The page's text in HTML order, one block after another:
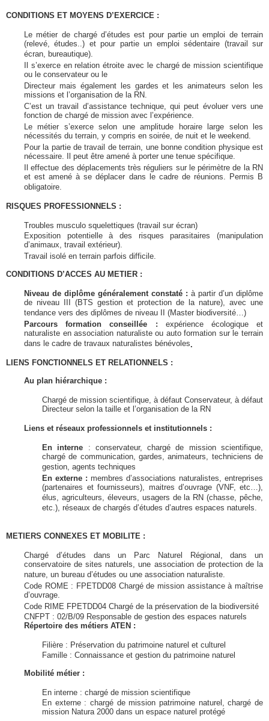
CONDITIONS ET MOYENS D’EXERCICE :
Le métier de chargé d’études est pour partie un emploi de terrain
(relevé, études..) et pour partie un emploi sédentaire (travail sur
écran, bureautique).
Il s’exerce en relation étroite avec le chargé de mission scientifique
ou le conservateur ou le
Directeur mais également les gardes et les animateurs selon les
missions et l’organisation de la RN.
C’est un travail d’assistance technique, qui peut évoluer vers une
fonction de chargé de mission avec l’expérience.
Le métier s’exerce selon une amplitude horaire large selon les
nécessités du terrain, y compris en soirée, de nuit et le weekend.
Pour la partie de travail de terrain, une bonne condition physique est
nécessaire. Il peut être amené à porter une tenue spécifique.
Il effectue des déplacements très réguliers sur le périmètre de la RN
et est amené à se déplacer dans le cadre de réunions. Permis B
obligatoire.
RISQUES PROFESSIONNELS :
Troubles musculo squelettiques (travail sur écran)
Exposition potentielle à des risques parasitaires (manipulation
d’animaux, travail extérieur).
Travail isolé en terrain parfois difficile.
CONDITIONS D’ACCES AU METIER :
Niveau de diplôme généralement constaté : à partir d’un diplôme
de niveau III (BTS gestion et protection de la nature), avec une
tendance vers des diplômes de niveau II (Master biodiversité…)
Parcours formation conseillée : expérience écologique et
naturaliste en association naturaliste ou auto formation sur le terrain
dans le cadre de travaux naturalistes bénévoles.
LIENS FONCTIONNELS ET RELATIONNELS :
Au plan hiérarchique :
Chargé de mission scientifique, à défaut Conservateur, à défaut
Directeur selon la taille et l’organisation de la RN
Liens et réseaux professionnels et institutionnels :
En interne : conservateur, chargé de mission scientifique,
chargé de communication, gardes, animateurs, techniciens de
gestion, agents techniques
En externe : membres d’associations naturalistes, entreprises
(partenaires et fournisseurs), maitres d’ouvrage (VNF, etc…),
élus, agriculteurs, éleveurs, usagers de la RN (chasse, pêche,
etc.), réseaux de chargés d’études d’autres espaces naturels.
METIERS CONNEXES ET MOBILITE :
Chargé d’études dans un Parc Naturel Régional, dans un
conservatoire de sites naturels, une association de protection de la
nature, un bureau d’études ou une association naturaliste.
Code ROME : FPETDD08 Chargé de mission assistance à maîtrise
d’ouvrage.
Code RIME FPETDD04 Chargé de la préservation de la biodiversité
CNFPT : 02/B/09 Responsable de gestion des espaces naturels
Répertoire des métiers ATEN :
Filière : Préservation du patrimoine naturel et culturel
Famille : Connaissance et gestion du patrimoine naturel
Mobilité métier :
En interne : chargé de mission scientifique
En externe : chargé de mission patrimoine naturel, chargé de
mission Natura 2000 dans un espace naturel protégé